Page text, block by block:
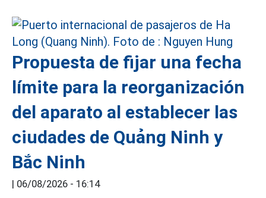
Propuesta de fijar una fecha
límite para la reorganización
del aparato al establecer las
ciudades de Quảng Ninh y
Bắc Ninh
| 06/08/2026 - 16:14